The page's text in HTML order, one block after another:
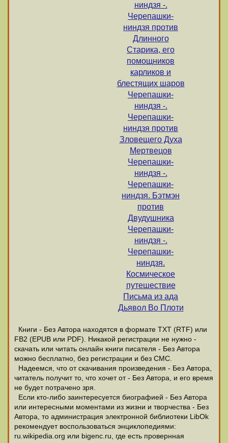
ниндзя -.
Черепашки-
ниндзя против
Длинного
Старика, его
помощников
карликов и
блестящих шаров
Черепашки-
ниндзя -.
Черепашки-
ниндзя против
Зловещего Духа
Мертвецов
Черепашки-
ниндзя -.
Черепашки-
ниндзя. Бэтмэн
против
Двудушника
Черепашки-
ниндзя -.
Черепашки-
ниндзя.
Космическое
путешествие
Письма из ада
Дьявол Во Плоти
Книги - Без Автора находятся в формате ТХТ (RTF) или
FB2 (EPUB или PDF). Никакой регистрации не нужно -
скачать или читать онлайн книги писателя - Без Автора
можно бесплатно, без регистрации и без СМС.
Надеемся, что от скачивания произведения - Без Автора,
читатель получит то, что хочет от - Без Автора, и его время
не будет потрачено зря.
Если кто-либо заинтересуется биографией - Без Автора
или интересными моментами из жизни и творчества - Без
Автора, то администрация электронной библиотеки LibOk
рекомендует воспользоваться энциклопедиями:
ru.wikipedia.org или bigenc.ru, где есть провернная